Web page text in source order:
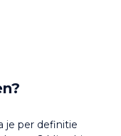
je per definitie